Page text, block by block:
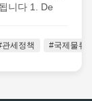
니다 1. De
관세정책 #국제물류